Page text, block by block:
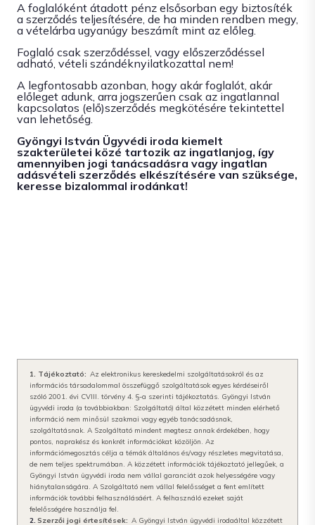
A foglalóként átadott pénz elsősorban egy biztosíték
a szerződés teljesítésére, de ha minden rendben megy,
a vételárba ugyanúgy beszámít mint az előleg.
Foglaló csak szerződéssel, vagy előszerződéssel
adható, vételi szándéknyilatkozattal nem!
A legfontosabb azonban, hogy akár foglalót, akár
előleget adunk, arra jogszerűen csak az ingatlannal
kapcsolatos (elő)szerződés megkötésére tekintettel
van lehetőség.
Gyöngyi István Ügyvédi iroda kiemelt
szakterületei közé tartozik az ingatlanjog, így
amennyiben jogi tanácsadásra vagy ingatlan
adásvételi szerződés elkészítésére van szüksége,
keresse bizalommal irodánkat!
1. Tájékoztató: Az elektronikus kereskedelmi szolgáltatásokról és az
információs társadalommal összefüggő szolgáltatások egyes kérdéseiről
szóló 2001. évi CVIII. törvény 4. §-a szerinti tájékoztatás. Gyöngyi István
ügyvédi iroda (a továbbiakban: Szolgáltató) által közzétett minden elérhető
információ nem minősül szakmai vagy egyéb tanácsadásnak,
szolgáltatásnak. A Szolgáltató mindent megtesz annak érdekében, hogy
pontos, naprakész és konkrét információkat közöljön. Az
információmegosztás célja a témák általános és/vagy részletes megvitatása,
de nem teljes spektrumában. A közzétett információk tájékoztató jellegűek, a
Gyöngyi István ügyvédi iroda nem vállal garanciát azok helyességére vagy
hiánytalanságára. A Szolgáltató nem vállal felelősséget a fent említett
információk további felhasználásáért. A felhasználó ezeket saját
felelősségére használja fel.
2. Szerzői jogi értesítések: A Gyöngyi István ügyvédi irodaáltal közzétett